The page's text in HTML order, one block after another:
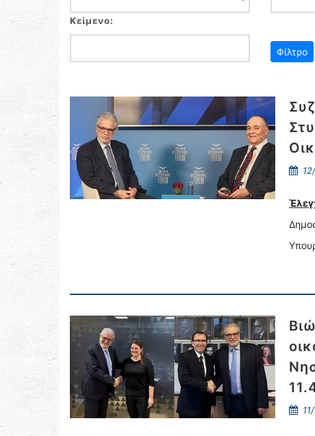
Κείμενο: